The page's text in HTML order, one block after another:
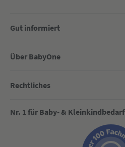
Gut informiert
Über BabyOne
Rechtliches
Nr. 1 für Baby- & Kleinkindbedarf